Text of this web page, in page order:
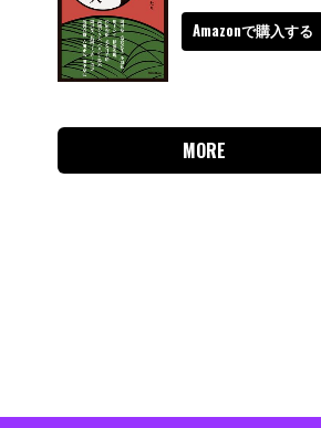
Amazonで購入する
MORE